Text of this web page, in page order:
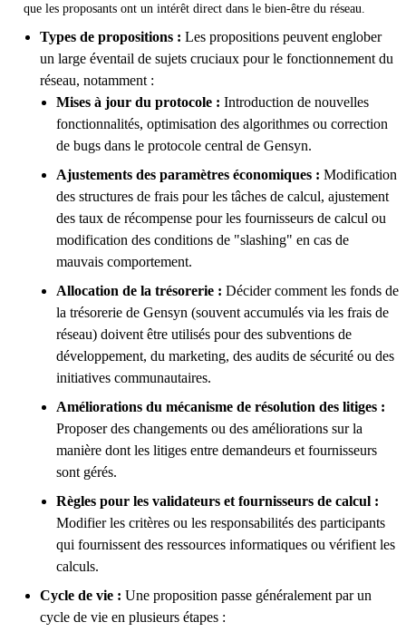
que les proposants ont un intérêt direct dans le bien-être du réseau.
Types de propositions : Les propositions peuvent englober
un large éventail de sujets cruciaux pour le fonctionnement du
réseau, notamment :
Mises à jour du protocole : Introduction de nouvelles
fonctionnalités, optimisation des algorithmes ou correction
de bugs dans le protocole central de Gensyn.
Ajustements des paramètres économiques : Modification
des structures de frais pour les tâches de calcul, ajustement
des taux de récompense pour les fournisseurs de calcul ou
modification des conditions de "slashing" en cas de
mauvais comportement.
Allocation de la trésorerie : Décider comment les fonds de
la trésorerie de Gensyn (souvent accumulés via les frais de
réseau) doivent être utilisés pour des subventions de
développement, du marketing, des audits de sécurité ou des
initiatives communautaires.
Améliorations du mécanisme de résolution des litiges :
Proposer des changements ou des améliorations sur la
manière dont les litiges entre demandeurs et fournisseurs
sont gérés.
Règles pour les validateurs et fournisseurs de calcul :
Modifier les critères ou les responsabilités des participants
qui fournissent des ressources informatiques ou vérifient les
calculs.
Cycle de vie : Une proposition passe généralement par un
cycle de vie en plusieurs étapes :